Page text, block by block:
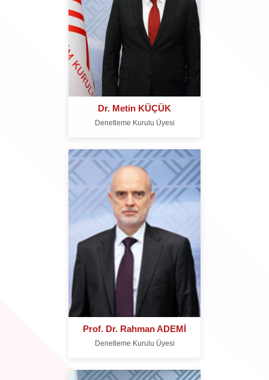
Dr. Metin KÜÇÜK
Denetleme Kurulu Üyesi
Prof. Dr. Rahman ADEMİ
Denetleme Kurulu Üyesi